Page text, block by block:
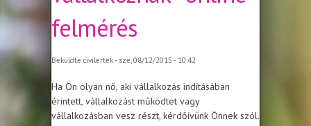
felmérés
Beküldte civilertek- sze, 08/12/2015 - 10:42
Ha Ön olyan nő, aki vállalkozás indításában
érintett, vállalkozást működtet vagy
vállalkozásban vesz részt, kérdőívünk Önnek szól.